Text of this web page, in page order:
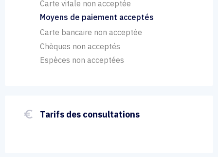
Carte vitale non acceptée
Moyens de paiement acceptés
Carte bancaire non acceptée
Chèques non acceptés
Espèces non acceptées
euro_symbol Tarifs des consultations